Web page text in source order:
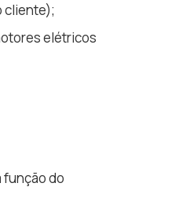
cliente);
elétricos
do